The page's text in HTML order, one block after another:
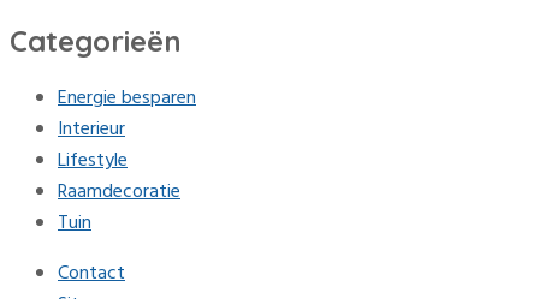
Categorieën
Energie besparen
Interieur
Lifestyle
Raamdecoratie
Tuin
Contact